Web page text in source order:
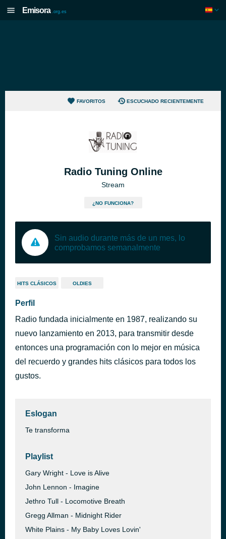
Emisora .org.es
FAVORITOS ESCUCHADO RECIENTEMENTE
Radio Tuning Online
Stream
¿NO FUNCIONA?
Sin audio durante más de un mes, lo
comprobamos semanalmente
HITS CLÁSICOS OLDIES
Perfil
Radio fundada inicialmente en 1987, realizando su
nuevo lanzamiento en 2013, para transmitir desde
entonces una programación con lo mejor en música
del recuerdo y grandes hits clásicos para todos los
gustos.
Eslogan
Te transforma
Playlist
Gary Wright - Love is Alive
John Lennon - Imagine
Jethro Tull - Locomotive Breath
Gregg Allman - Midnight Rider
White Plains - My Baby Loves Lovin'